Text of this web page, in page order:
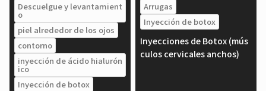
Descuelgue y levantamient
o
piel alrededor de los ojos
contorno
inyección de ácido hialurón
ico
Inyección de botox
Arrugas
Inyección de botox
Inyecciones de Botox (mús
culos cervicales anchos)